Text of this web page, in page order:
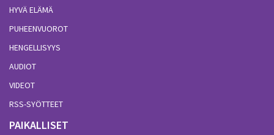
HYVÄ ELÄMÄ
PUHEENVUOROT
HENGELLISYYS
AUDIOT
VIDEOT
RSS-SYÖTTEET
PAIKALLISET